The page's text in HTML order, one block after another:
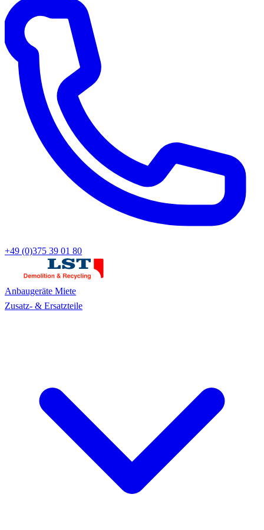
+49 (0)375 39 01 80
Anbaugeräte Miete
Zusatz- & Ersatzteile